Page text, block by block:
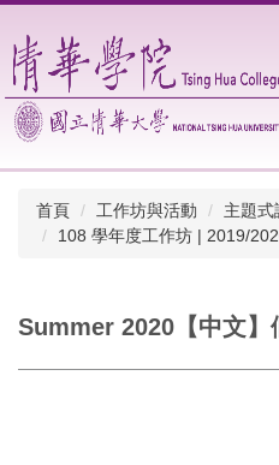
到
主
要
內
容
區
首頁 工作坊與活動
主題式
108 學年度工作坊 | 2019/
Summer 2020【中文】